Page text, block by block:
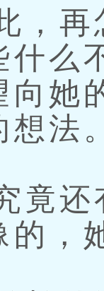
再
什么
向她
想法
还
的，